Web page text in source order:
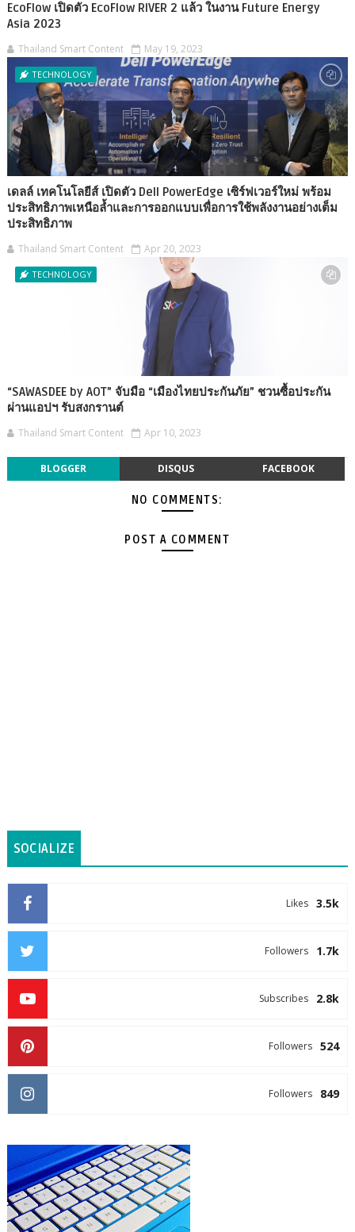
EcoFlow เปิดตัว EcoFlow RIVER 2 แล้ว ในงาน Future Energy
Asia 2023
Thailand Smart Content May 19, 2023
TECHNOLOGY
เดลล์ เทคโนโลยีส์ เปิดตัว Dell PowerEdge เซิร์ฟเวอร์ใหม่ พร้อม
ประสิทธิภาพเหนือล้ำและการออกแบบเพื่อการใช้พลังงานอย่างเต็ม
ประสิทธิภาพ
Thailand Smart Content Apr 20, 2023
TECHNOLOGY
“SAWASDEE by AOT” จับมือ “เมืองไทยประกันภัย” ชวนซื้อประกัน
ผ่านแอปฯ รับสงกรานต์
Thailand Smart Content Apr 10, 2023
BLOGGER DISQUS FACEBOOK
NO COMMENTS:
POST A COMMENT
SOCIALIZE
3.5k
Likes
1.7k
Followers
2.8k
Subscribes
524
Followers
849
Followers